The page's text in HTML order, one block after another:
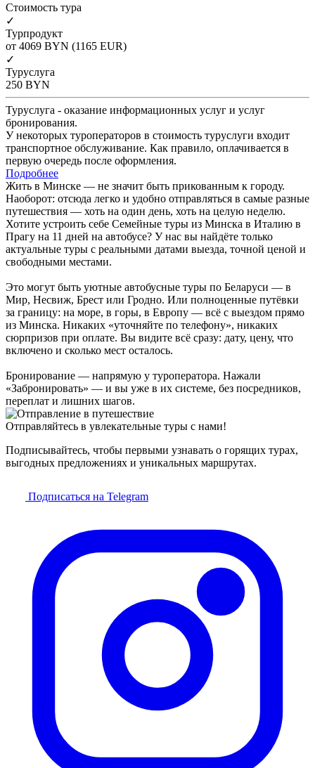
Cтоимость тура
✓
Турпродукт
от 4069 BYN (1165 EUR)
✓
Туруслуга
250 BYN
Туруслуга - оказание информационных услуг и услуг
бронирования.
У некоторых туроператоров в стоимость туруслуги входит
транспортное обслуживание. Как правило, оплачивается в
первую очередь после оформления.
Подробнее
Жить в Минске — не значит быть прикованным к городу.
Наоборот: отсюда легко и удобно отправляться в самые разные
путешествия — хоть на один день, хоть на целую неделю.
Хотите устроить себе Семейные туры из Минска в Италию в
Прагу на 11 дней на автобусе? У нас вы найдёте только
актуальные туры с реальными датами выезда, точной ценой и
свободными местами.
Это могут быть уютные автобусные туры по Беларуси — в
Мир, Несвиж, Брест или Гродно. Или полноценные путёвки
за границу: на море, в горы, в Европу — всё с выездом прямо
из Минска. Никаких «уточняйте по телефону», никаких
сюрпризов при оплате. Вы видите всё сразу: дату, цену, что
включено и сколько мест осталось.
Бронирование — напрямую у туроператора. Нажали
«Забронировать» — и вы уже в их системе, без посредников,
переплат и лишних шагов.
Отправляйтесь в увлекательные туры с нами!
Подписывайтесь, чтобы первыми узнавать о горящих турах,
выгодных предложениях и уникальных маршрутах.
Подписаться на Telegram